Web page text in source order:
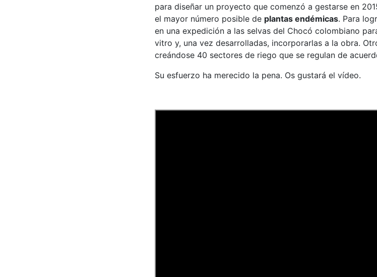
para diseñar un proyecto que comenzó a gestarse en
el mayor número posible de plantas endémicas. Para
en una expedición a las selvas del Chocó colombiano
vitro y, una vez desarrolladas, incorporarlas a la obra.
creándose 40 sectores de riego que se regulan de
Su esfuerzo ha merecido la pena. Os gustará el vídeo.